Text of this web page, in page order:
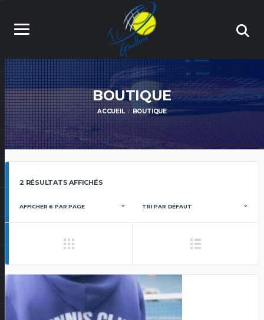
BOUTIQUE
ACCUEIL BOUTIQUE
2 RÉSULTATS AFFICHÉS